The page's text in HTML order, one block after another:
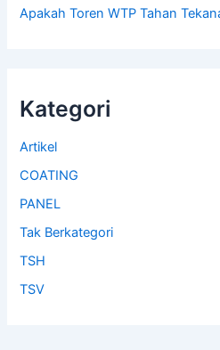
Apakah Toren WTP Tahan
Kategori
Artikel
COATING
PANEL
Tak Berkategori
TSH
TSV